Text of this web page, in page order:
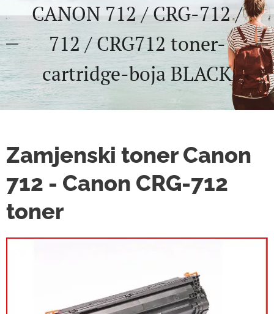
CANON 712 / CRG-712 /
712 / CRG712 toner-
cartridge-boja BLACK
Zamjenski toner Canon
712 - Canon CRG-712
toner